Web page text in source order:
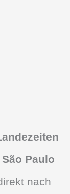
Paulo
nach